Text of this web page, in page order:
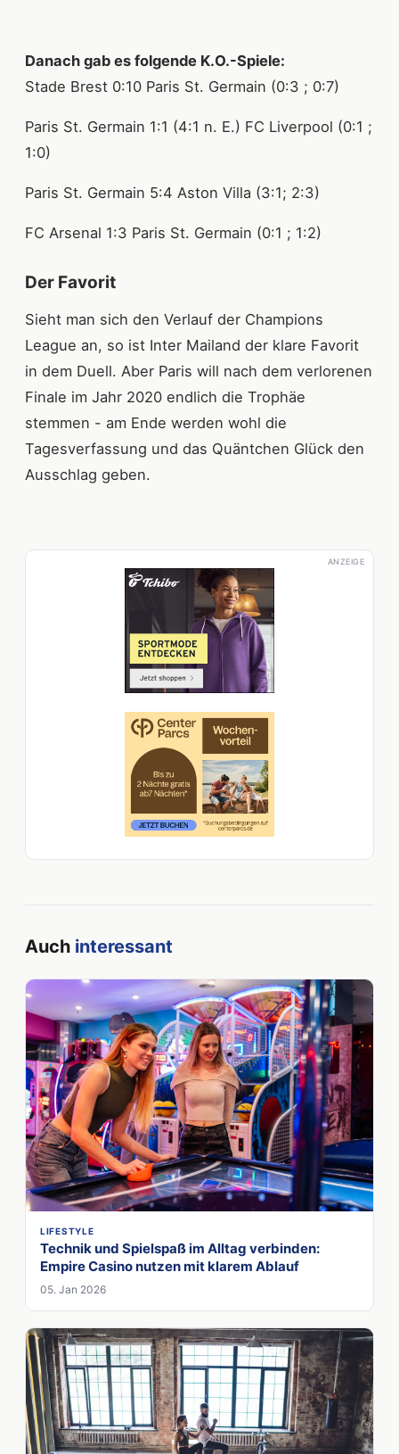
Danach gab es folgende K.O.-Spiele:
Stade Brest 0:10 Paris St. Germain (0:3 ; 0:7)
Paris St. Germain 1:1 (4:1 n. E.) FC Liverpool (0:1 ;
1:0)
Paris St. Germain 5:4 Aston Villa (3:1; 2:3)
FC Arsenal 1:3 Paris St. Germain (0:1 ; 1:2)
Der Favorit
Sieht man sich den Verlauf der Champions
League an, so ist Inter Mailand der klare Favorit
in dem Duell. Aber Paris will nach dem verlorenen
Finale im Jahr 2020 endlich die Trophäe
stemmen - am Ende werden wohl die
Tagesverfassung und das Quäntchen Glück den
Ausschlag geben.
ANZEIGE
Auch interessant
LIFESTYLE
Technik und Spielspaß im Alltag verbinden:
Empire Casino nutzen mit klarem Ablauf
05. Jan 2026